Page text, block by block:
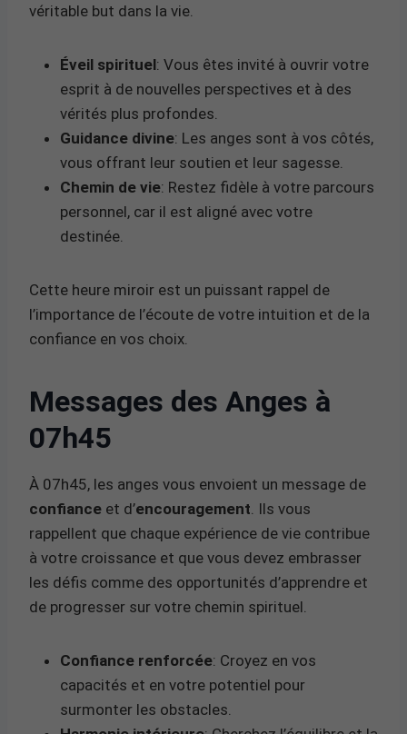
véritable but dans la vie.
Éveil spirituel: Vous êtes invité à ouvrir votre
esprit à de nouvelles perspectives et à des
vérités plus profondes.
Guidance divine: Les anges sont à vos côtés,
vous offrant leur soutien et leur sagesse.
Chemin de vie: Restez fidèle à votre parcours
personnel, car il est aligné avec votre
destinée.
Cette heure miroir est un puissant rappel de
l’importance de l’écoute de votre intuition et de la
confiance en vos choix.
Messages des Anges à
07h45
À 07h45, les anges vous envoient un message de
confiance et d’encouragement . Ils vous
rappellent que chaque expérience de vie contribue
à votre croissance et que vous devez embrasser
les défis comme des opportunités d’apprendre et
de progresser sur votre chemin spirituel.
Confiance renforcée: Croyez en vos
capacités et en votre potentiel pour
surmonter les obstacles.